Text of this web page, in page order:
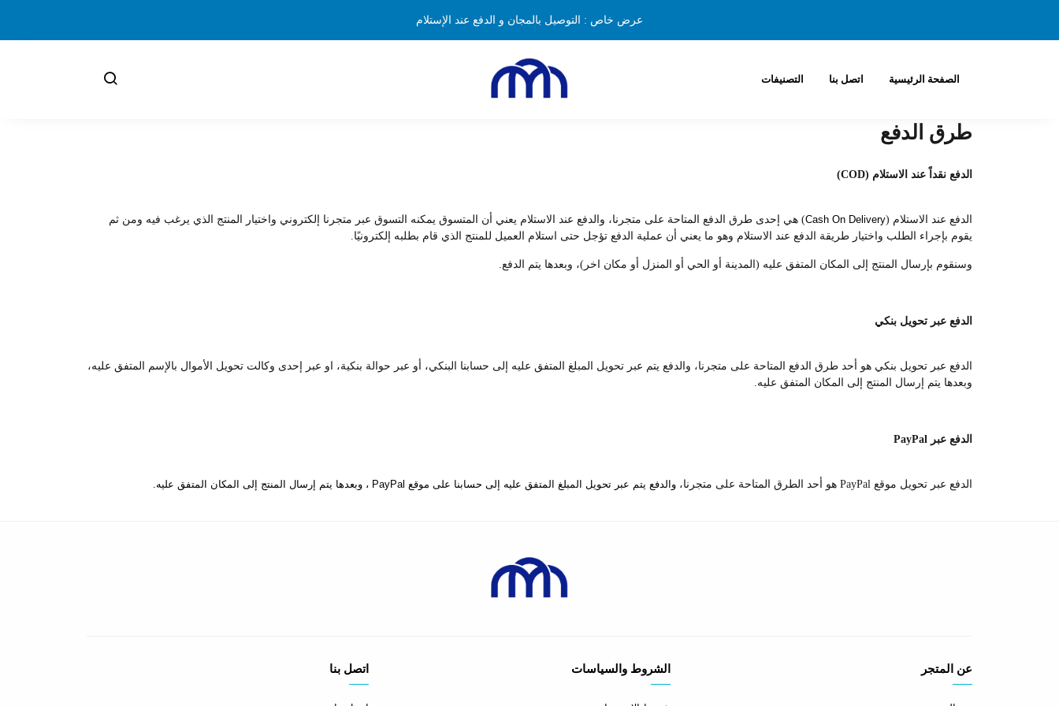
عرض خاص : التوصيل بالمجان و الدفع عند الإستلام
الصفحة الرئيسية اتصل بنا التصنيفات
طرق الدفع
الدفع نقداً عند الاستلام (COD)
الدفع عند الاستلام (Cash On Delivery) هي إحدى طرق الدفع المتاحة على متجرنا، والدفع عند الاستلام يعني أن المتسوق يمكنه التسوق عبر متجرنا إلكتروني واختيار المنتج الذي يرغب فيه ومن ثم
يقوم بإجراء الطلب واختيار طريقة الدفع عند الاستلام وهو ما يعني أن عملية الدفع تؤجل حتى استلام العميل للمنتج الذي قام بطلبه إلكترونيًا.
وسنقوم بإرسال المنتج إلى المكان المتفق عليه (المدينة أو الحي أو المنزل أو مكان اخر)، وبعدها يتم الدفع.
الدفع عبر تحويل بنكي
الدفع عبر تحويل بنكي هو أحد طرق الدفع المتاحة على متجرنا، والدفع يتم عبر تحويل المبلغ المتفق عليه إلى حسابنا البنكي، أو عبر حوالة بنكية، او عبر إحدى وكالت تحويل الأموال بالإسم المتفق عليه،
وبعدها يتم إرسال المنتج إلى المكان المتفق عليه.
الدفع عبر PayPal
الدفع عبر تحويل موقع PayPal هو أحد الطرق المتاحة على متجرنا، والدفع يتم عبر تحويل المبلغ المتفق عليه إلى حسابنا على موقع PayPal ، وبعدها يتم إرسال المنتج إلى المكان المتفق عليه.
عن المتجر الشروط والسياسات اتصل بنا